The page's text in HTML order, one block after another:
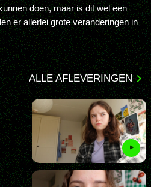
doen, maar is dit wel een
er allerlei grote veranderingen in
ALLE AFLEVERINGEN